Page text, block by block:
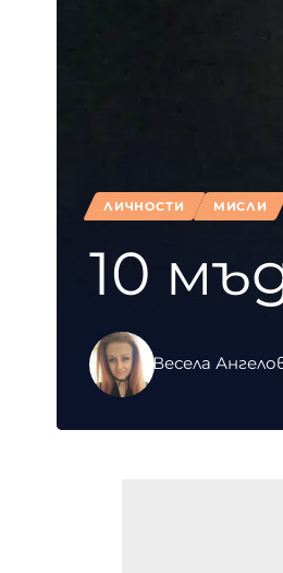
ЛИЧНОСТИ МИСЛИ
10
Весела